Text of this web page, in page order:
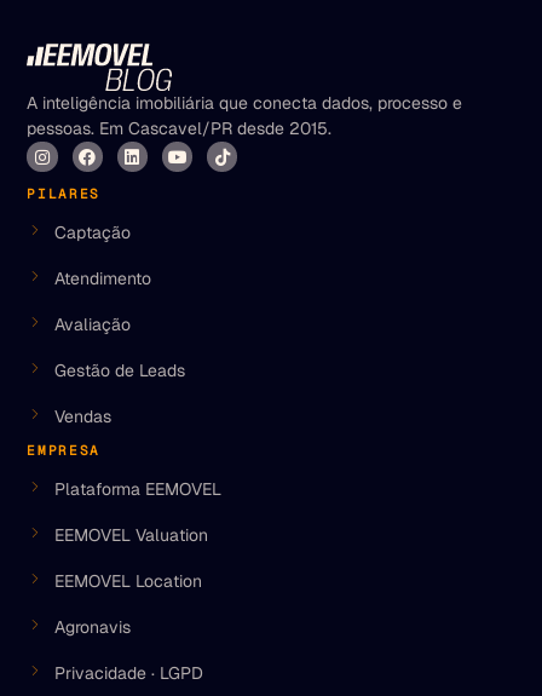
A inteligência imobiliária que conecta dados, processo e
pessoas. Em Cascavel/PR desde 2015.
PILARES
Captação
Atendimento
Avaliação
Gestão de Leads
Vendas
EMPRESA
Plataforma EEMOVEL
EEMOVEL Valuation
EEMOVEL Location
Agronavis
Privacidade · LGPD